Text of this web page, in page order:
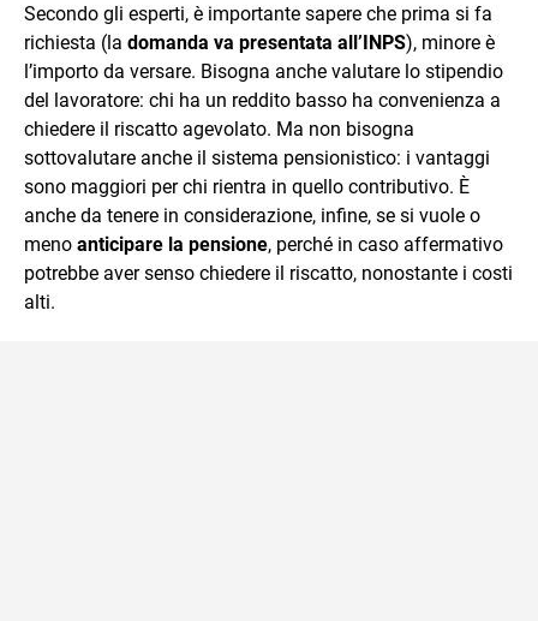
Secondo gli esperti, è importante sapere che prima si fa
richiesta (la domanda va presentata all’INPS), minore è
l’importo da versare. Bisogna anche valutare lo stipendio
del lavoratore: chi ha un reddito basso ha convenienza a
chiedere il riscatto agevolato. Ma non bisogna
sottovalutare anche il sistema pensionistico: i vantaggi
sono maggiori per chi rientra in quello contributivo. È
anche da tenere in considerazione, infine, se si vuole o
meno anticipare la pensione, perché in caso affermativo
potrebbe aver senso chiedere il riscatto, nonostante i costi
alti.